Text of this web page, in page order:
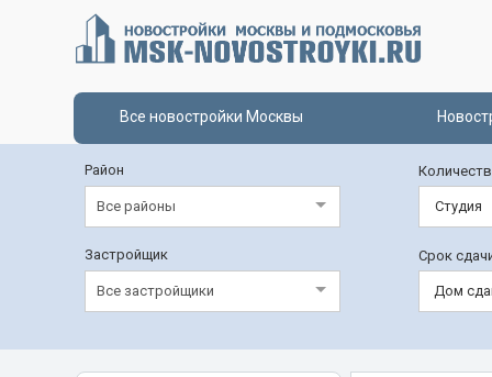
Все новостройки Москвы
Район
Все районы Студия
Застройщик
Все застройщики
Срок
Дом